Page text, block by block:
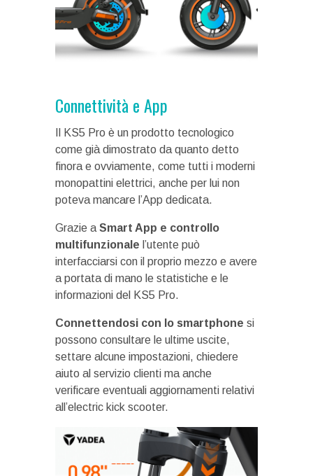
Connettività e App
Il KS5 Pro è un prodotto tecnologico
come già dimostrato da quanto detto
finora e ovviamente, come tutti i moderni
monopattini elettrici, anche per lui non
poteva mancare l’App dedicata.
Grazie a Smart App e controllo
multifunzionale l’utente può
interfacciarsi con il proprio mezzo e avere
a portata di mano le statistiche e le
informazioni del KS5 Pro.
Connettendosi con lo smartphone si
possono consultare le ultime uscite,
settare alcune impostazioni, chiedere
aiuto al servizio clienti ma anche
verificare eventuali aggiornamenti relativi
all’electric kick scooter.